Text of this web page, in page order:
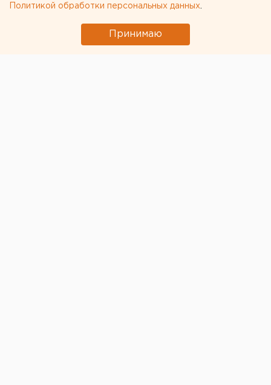
Политикой обработки персональных данных
Принимаю